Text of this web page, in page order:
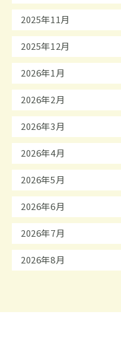
2025年11月
2025年12月
2026年1月
2026年2月
2026年3月
2026年4月
2026年5月
2026年6月
2026年7月
2026年8月